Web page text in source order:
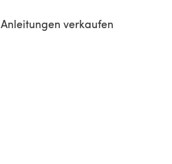
Anleitungen verkaufen